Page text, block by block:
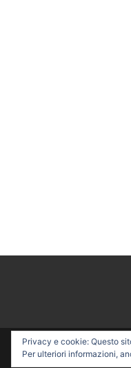
Privacy e cookie: Questo
Per ulteriori informazioni,